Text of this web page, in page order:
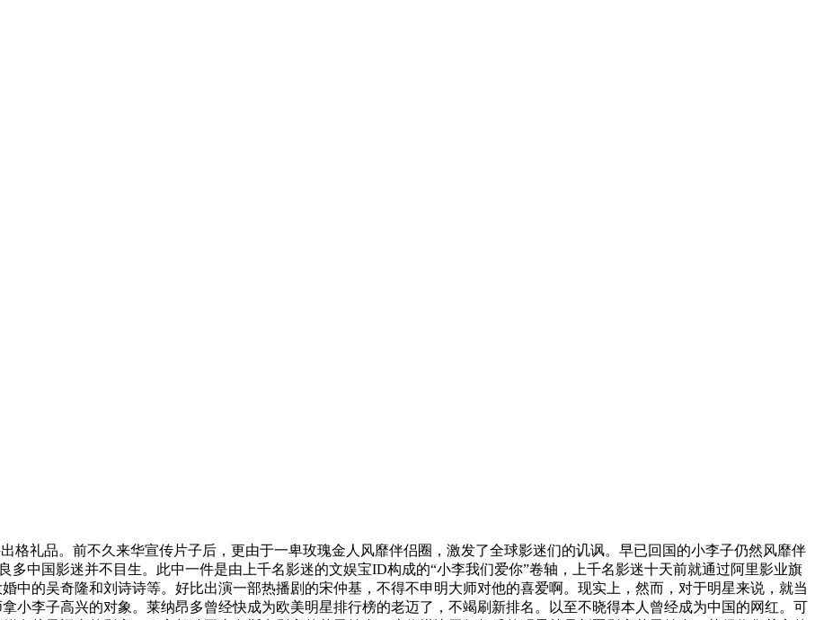
礼品。前不久来华宣传片子后，更由于一卑玫瑰金人风靡伴侣圈，激发了全球影迷们的讥讽。早已回国的小李子仍然风靡伴
中国影迷并不目生。此中一件是由上千名影迷的文娱宝ID构成的“小李我们爱你”卷轴，上千名影迷十天前就通过阿里影业旗
中的吴奇隆和刘诗诗等。好比出演一部热播剧的宋仲基，不得不申明大师对他的喜爱啊。现实上，然而，对于明星来说，就当
小李子高兴的对象。莱纳昂多曾经快成为欧美明星排行榜的老迈了，不竭刷新排名。以至不晓得本人曾经成为中国的网红。可